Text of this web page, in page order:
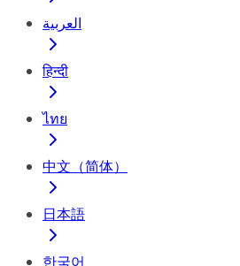
العربية
हिन्दी
ไทย
中文（简体）
日本語
한국어